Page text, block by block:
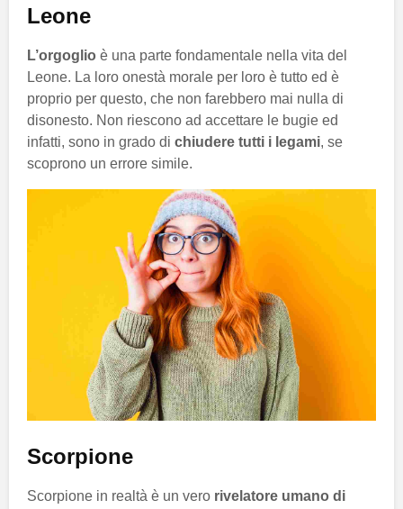
Leone
L’orgoglio è una parte fondamentale nella vita del
Leone. La loro onestà morale per loro è tutto ed è
proprio per questo, che non farebbero mai nulla di
disonesto. Non riescono ad accettare le bugie ed
infatti, sono in grado di chiudere tutti i legami, se
scoprono un errore simile.
Scorpione
Scorpione in realtà è un vero rivelatore umano di